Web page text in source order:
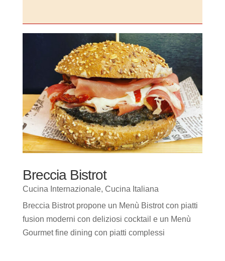
Breccia Bistrot
Cucina Internazionale, Cucina Italiana
Breccia Bistrot propone un Menù Bistrot con piatti
fusion moderni con deliziosi cocktail e un Menù
Gourmet fine dining con piatti complessi